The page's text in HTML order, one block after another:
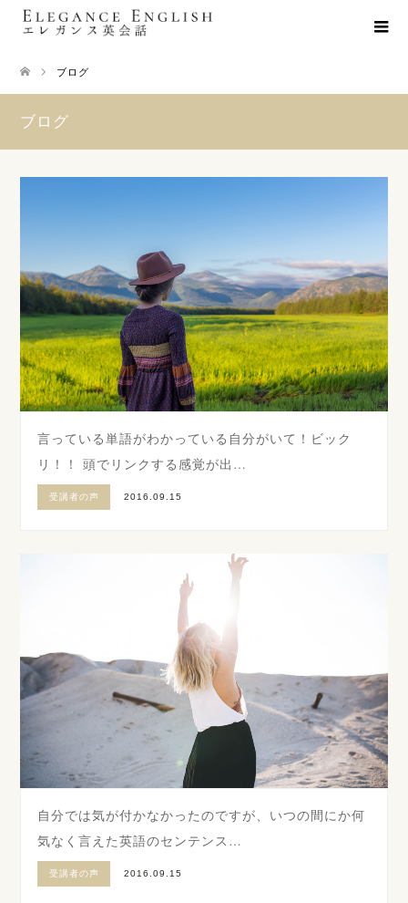
ブログ
ブログ
言っている単語がわかっている自分がいて！ビック
リ！！ 頭でリンクする感覚が出…
受講者の声 2016.09.15
自分では気が付かなかったのですが、いつの間にか何
気なく言えた英語のセンテンス…
受講者の声 2016.09.15